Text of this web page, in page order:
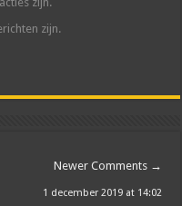
zijn.
Newer Comments →
1 december 2019 at 14:02